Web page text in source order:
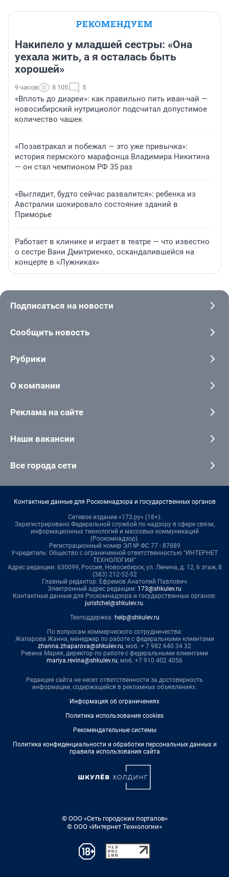
РЕКОМЕНДУЕМ
Накипело у младшей сестры: «Она
уехала жить, а я осталась быть
хорошей»
9 часов 8 105 5
«Вплоть до диареи»: как правильно пить иван-чай —
новосибирский нутрициолог подсчитал допустимое
количество чашек
«Позавтракал и побежал — это уже привычка»:
история пермского марафонца Владимира Никитина
— он стал чемпионом РФ 35 раз
«Выглядит, будто сейчас развалится»: ребенка из
Австралии шокировало состояние зданий в
Приморье
Работает в клинике и играет в театре — что известно
о сестре Вани Дмитриенко, оскандалившейся на
концерте в «Лужниках»
Подписаться на новости
Сообщить новость
Рубрики
О компании
Реклама на сайте
Наши вакансии
Все города сети
Контактные данные для Роскомнадзора и государственных органов
Сетевое издание «173.ру» (18+).
Зарегистрировано Федеральной службой по надзору в сфере связи,
информационных технологий и массовых коммуникаций
(Роскомнадзор).
Регистрационный номер ЭЛ № ФС 77 - 87889
Учредитель: Общество с ограниченной ответственностью "ИНТЕРНЕТ
ТЕХНОЛОГИИ"
Адрес редакции: 630099, Россия, Новосибирск, ул. Ленина, д. 12, 6 этаж, 8
(383) 212-52-52
Главный редактор: Ефремов Анатолий Павлович
Электронный адрес редакции: 173@shkulev.ru
Контактные данные для Роскомнадзора и государственных органов:
juristchel@shkulev.ru.
Техподдержка: help@shkulev.ru
По вопросам коммерческого сотрудничества:
Жапарова Жанна, менеджер по работе с федеральными клиентами
zhanna.zhaparova@shkulev.ru, моб. + 7 982 640 34 32
Ревина Мария, директор по работе с федеральными клиентами
mariya.revina@shkulev.ru, моб. +7 910 402 4056
Редакция сайта не несет ответственности за достоверность
информации, содержащейся в рекламных объявлениях.
Информация об ограничениях
Политика использования cookies
Рекомендательные системы
Политика конфиденциальности и обработки персональных данных и
правила использования сайта
© ООО «Сеть городских порталов»
© ООО «Интернет Технологии»